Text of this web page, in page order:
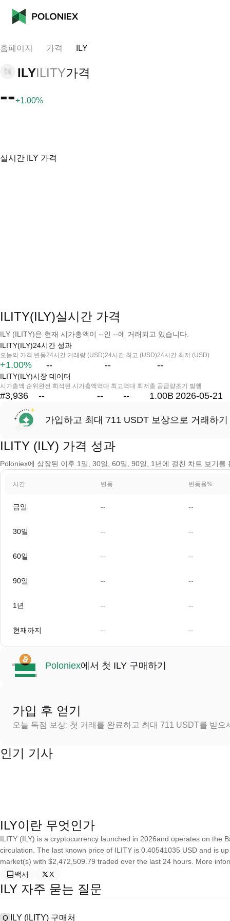
홈페이지 가격 ILY
ILYILITY가격
--+1.00%
실시간 ILY 가격
ILITY(ILY)실시간 가격
ILY (ILITY)은 현재 시가총액이 --인 --에 거래되고 있습니다.
ILITY(ILY)24시간 성과
오늘의 가격 변동
+1.00%
24시간 거래량 (USD)
--
24시간 최고 (USD)
--
24시간 최저 (USD)
--
ILITY(ILY)시장 데이터
시가총액 순위
#3,936
완전 희석된 시가총액
--
역대 최고
--
역대 최저
--
총 공급량
1.00B
초기 발행
2026-05-21
가입하고 최대 711 USDT 보상으로 거래하기
ILITY (ILY) 가격 성과
Poloniex에 상장된 이후 1일, 30일, 60일, 90일, 1년에 걸친 차트 보기를
시간 변동 변동율%
금일 -- --
30일 -- --
60일 -- --
90일 -- --
1년 -- --
현재까지 -- --
Poloniex에서 첫 ILY 구매하기
가입 후 얻기
오늘 독점 보상: 첫 거래를 완료하고 최대 711 USDT를 받으
인기 기사
ILY이란 무엇인가
ILITY (ILY) is a cryptocurrency launched in 2026and operates on the
circulation. The last known price of ILITY is 0.40541035 USD and is
market(s) with $2,472,509.79 traded over the last 24 hours. More
백서
X
ILY 자주 묻는 질문
Q ILY (ILITY) 구매처